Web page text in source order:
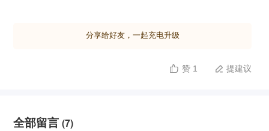
的动态过滤器加载机制，导致在生产环境中无法实时更
证；对于大规模生产场景，建议直接使用具备完整动态
Java 编写 Pre、Route、Post 等阶段过滤器，并在配
分享给好友，一起充电升级
 赞 1  提建议
全部留言 (7)